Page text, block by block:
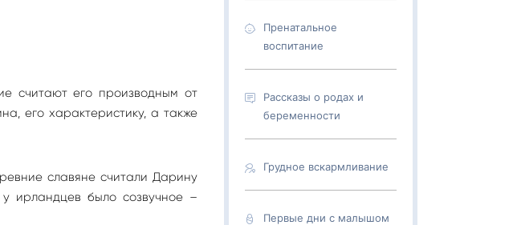
считают его производным от
его характеристику, а также
славяне считали Дарину
ирландцев было созвучное –
Пренатальное
воспитание
Рассказы о родах и
беременности
Грудное вскармливание
Первые дни с малышом